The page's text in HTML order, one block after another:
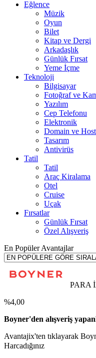
Eğlence
Müzik
Oyun
Bilet
Kitap ve Dergi
Arkadaşlık
Günlük Fırsat
Yeme İçme
Teknoloji
Bilgisayar
Fotoğraf ve
Yazılım
Cep Telefonu
Elektronik
Domain ve
Tasarım
Antivirüs
Tatil
Tatil
Araç Kiralama
Otel
Cruise
Uçak
Fırsatlar
Günlük Fırsat
Özel Alışveriş
En Popüler Avantajlar
PARA
%4,00
Boyner'den alışveriş
Avantajix'ten tıklayarak
Harcadığınız